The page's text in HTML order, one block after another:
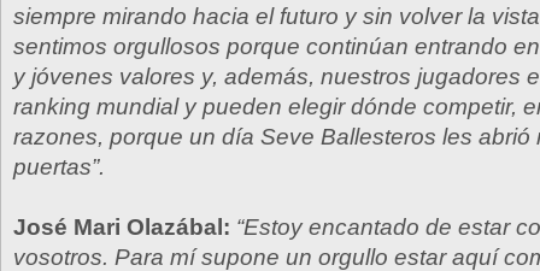
siempre mirando hacia el futuro y sin volver la
sentimos orgullosos porque continúan entrando
y jóvenes valores y, además, nuestros jugadores
ranking mundial y pueden elegir dónde competir,
razones, porque un día Seve Ballesteros les abrió
puertas”.
José Mari Olazábal: “Estoy encantado de estar
vosotros. Para mí supone un orgullo estar aquí